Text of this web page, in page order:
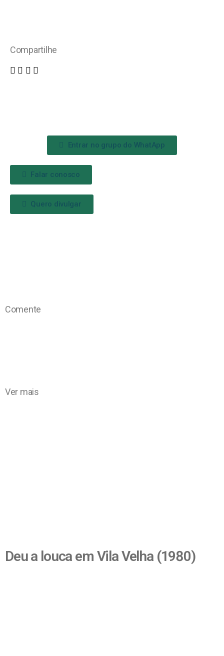
Compartilhe
Entrar no grupo do WhatApp
Falar conosco
Quero divulgar
Comente
Ver mais
Deu a louca em Vila Velha (1980)